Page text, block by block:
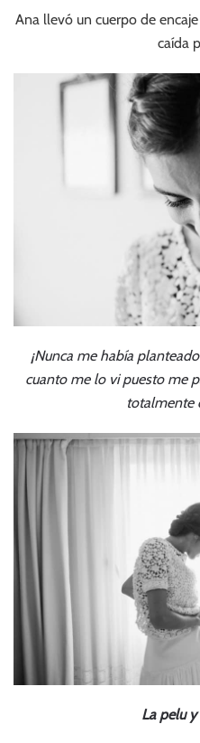
Ana llevó un cuerpo de
caída
¡Nunca me había
cuanto me lo vi puesto me
totalmente
La pelu